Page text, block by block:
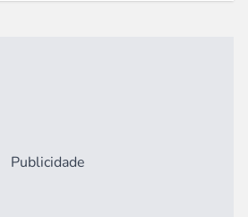
Publicidade